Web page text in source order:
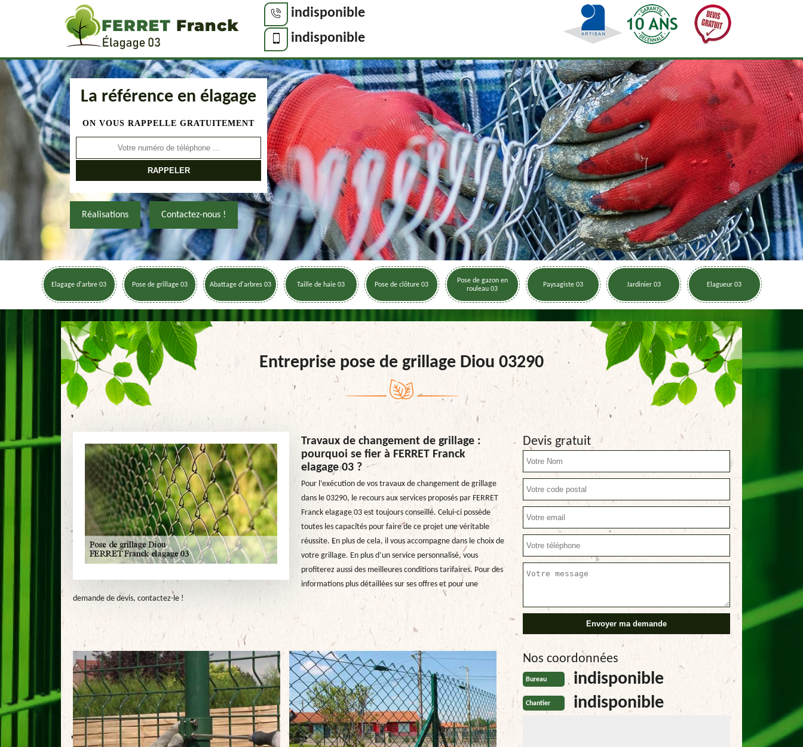
indisponible
indisponible
La référence en élagage
ON VOUS RAPPELLE GRATUITEMENT
Réalisations Contactez-nous !
Elagage d'arbre 03 Pose de grillage 03 Abattage d'arbres 03 Taille de haie 03 Pose de clôture 03
Pose de gazon en
rouleau 03
Paysagiste 03 Jardinier 03 Elagueur 03
Entreprise pose de grillage Diou 03290
Travaux de changement de grillage :
pourquoi se fier à FERRET Franck
elagage 03 ?
Pour l’exécution de vos travaux de changement de grillage
dans le 03290, le recours aux services proposés par FERRET
Franck elagage 03 est toujours conseillé. Celui-ci possède
toutes les capacités pour faire de ce projet une véritable
réussite. En plus de cela, il vous accompagne dans le choix de
votre grillage. En plus d’un service personnalisé, vous
profiterez aussi des meilleures conditions tarifaires. Pour des
informations plus détaillées sur ses offres et pour une
demande de devis, contactez-le !
Devis gratuit
Nos coordonnées
Bureau indisponible
Chantier indisponible